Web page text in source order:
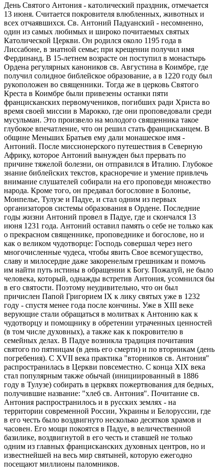
День Святого Антония - католический праздник, отмечается
13 июня. Считается покровителя влюбленных, животных и
всех отчаявшихся. Св. Антоний Падуанский - несомненно,
один из самых любимых и широко почитаемых святых
Католической Церкви. Он родился около 1195 года в
Лиссабоне, в знатной семье; при крещении получил имя
Фердинанд. В 15-летнем возрасте он поступил в монастырь
Ордена регулярных каноников св. Августина в Коимбре, где
получил солидное библейское образование, а в 1220 году был
рукоположен во священники. Тогда же в церковь Святого
Креста в Коимбре были привезены останки пяти
францисканских первомучеников, погибших ради Христа во
время своей миссии в Марокко, где они проповедовали среди
мусульман. Это произвело на молодого священника такое
глубокое впечатление, что он решил стать францисканцем. В
общине Меньших Братьев ему дали монашеское имя -
Антоний. После миссионерского путешествия в Северную
Африку, которое Антоний вынужден был прервать по
причине тяжелой болезни, он отправился в Италию. Глубокое
знание библейских текстов, красноречие и умение привлечь
внимание слушателей собирали на его проповеди множество
народа. Кроме того, он предавал богословие в Болонье,
Монпелье, Тулузе и Падуе, и стал одним из первых
организаторов системы образования в Ордене. Последние
годы жизни Антоний провел в Падуе, где и скончался 13
июня 1231 года. Антоний оставил память о себе не только как
о прекрасном священнике, проповеднике и богослове, но и
как о великом чудотворце: Господь совершал через него
многочисленные чудеса, чтобы явить Свое всемогущество,
славу и милосердие даже закоренелым грешникам и помочь
им найти путь истины в обращении к Богу. Пожалуй, не было
человека, который, однажды встретив Антония, усомнился бы
в его святости. Поэтому неудивительно, что он был
причислен Папой Григорием IX к лику святых уже в 1232
году - спустя менее года после кончины. Уже в XIII веке
верующие стали обращаться в молитвах к Антонию как к
чудотворцу и помощнику в обретении утраченных ценностей
(в том числе духовных), а также как к покровителю в
семейных делах. В Падуе возникла традиция почитания
святого по пятницам (в день его смерти) и по вторникам (день
погребения). С XVII века практика "вторников св. Антония"
распространилась в Церкви повсеместно. С конца XIX века
стал популярным также обычай (инициированный в 1886
году в Тулузе) собирать в церквях пожертвования для бедных,
получившие название: "хлеб св. Антония". Почитание св.
Антония распространилось и в русских землях - на
территории современной России, Украины и Белоруссии, где
в его честь было воздвигнуто несколько десятков храмов и
часовен. Его мощи покоятся в Падуе, в величественной
базилике, воздвигнутой в его честь и ставшей не только
одним из главных францисканских духовных центров, но и
известнейшей на весь мир святыней, которую ежегодно
посещают миллионы паломников.